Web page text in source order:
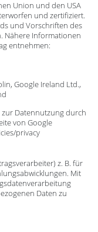
Union und den USA
und zertifiziert.
und Vorschriften des
Nähere Informationen
entnehmen:
Google Ireland Ltd.,
Datennutzung durch
von Google
privacy
z. B. für
Mit
Daten zu